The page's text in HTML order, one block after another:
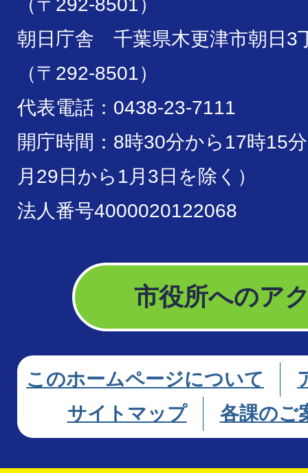
（〒292-8501）
朝日庁舎 千葉県木更津市朝日3
（〒292-8501）
代表電話：0438-23-7111
開庁時間：8時30分から17時15
月29日から1月3日を除く）
法人番号4000020122068
市役所へのア
このホームページについて
サイトマップ
各課のご